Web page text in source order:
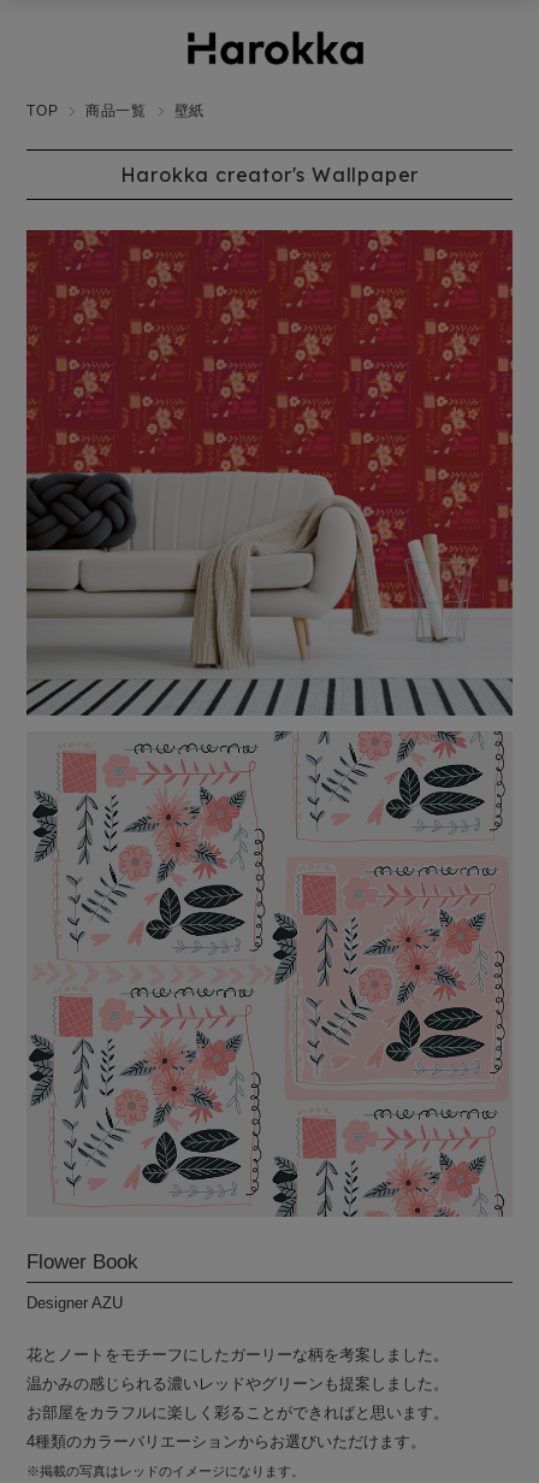
TOP 商品一覧 壁紙
Harokka creator's Wallpaper
Flower Book
Designer AZU
花とノートをモチーフにしたガーリーな柄を考案しました。
温かみの感じられる濃いレッドやグリーンも提案しました。
お部屋をカラフルに楽しく彩ることができればと思います。
4種類のカラーバリエーションからお選びいただけます。
※掲載の写真はレッドのイメージになります。